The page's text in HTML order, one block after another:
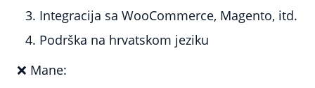
Integracija sa WooCommerce, Magento, itd.
Podrška na hrvatskom jeziku
❌ Mane: